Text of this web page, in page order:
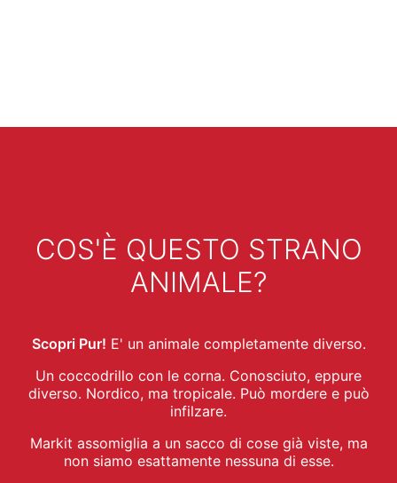
COS'È QUESTO STRANO
ANIMALE?
Scopri Pur! E' un animale completamente diverso.
Un coccodrillo con le corna. Conosciuto, eppure
diverso. Nordico, ma tropicale. Può mordere e può
infilzare.
Markit assomiglia a un sacco di cose già viste, ma
non siamo esattamente nessuna di esse.